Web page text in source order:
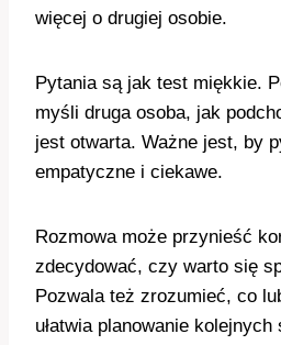
więcej o drugiej osobie.
Pytania są jak test miękkie.
myśli druga osoba, jak
jest otwarta. Ważne jest, by
empatyczne i ciekawe.
Rozmowa może przynieść
zdecydować, czy warto się
Pozwala też zrozumieć, co
ułatwia planowanie kolejnych